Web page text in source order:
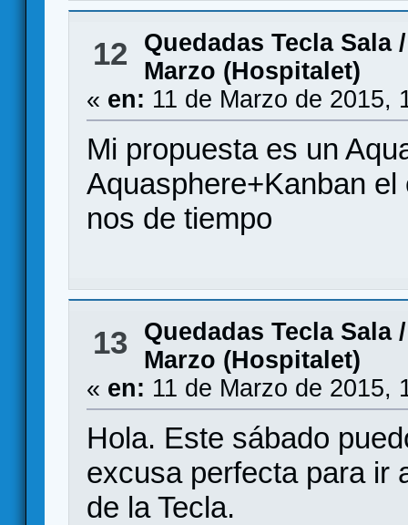
12 Quedadas Tecla Sala
Marzo (Hospitalet)
« en: 11 de Marzo de 2015,
Mi propuesta es un
Aquasphere+Kanban
nos de tiempo
13 Quedadas Tecla Sala
Marzo (Hospitalet)
« en: 11 de Marzo de 2015,
Hola. Este sábado
excusa perfecta para ir
de la Tecla.